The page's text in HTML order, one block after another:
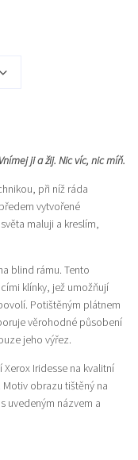
ji a žij. Nic víc, nic míň.
při níž ráda
vytvořené
maluji a kreslím,
blind rámu. Tento
klínky, jež umožňují
Potištěným plátnem
věrohodné působení
jeho výřez.
Iridesse na kvalitní
obrazu tištěný na
uvedeným názvem a